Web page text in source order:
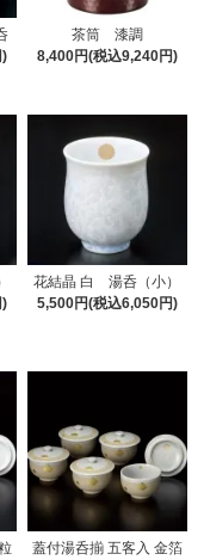
)
茶筒 漆調
8,400円(税込9,240円)
)
花結晶 白 湯呑（小）
5,500円(税込6,050円)
蓋付湯呑揃 五客入 金箔